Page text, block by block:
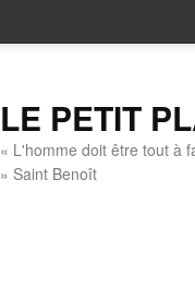
LE PETIT
« L'homme doit être tout à
» Saint Benoît